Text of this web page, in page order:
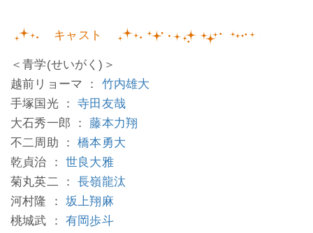
キャスト
＜青学(せいがく)＞
越前リョーマ ： 竹内雄大
手塚国光 ：寺田友哉
大石秀一郎 ：藤本力翔
不二周助 ：橋本勇大
乾貞治 ：世良大雅
菊丸英二 ：長嶺龍汰
河村隆 ：坂上翔麻
桃城武 ：有岡歩斗